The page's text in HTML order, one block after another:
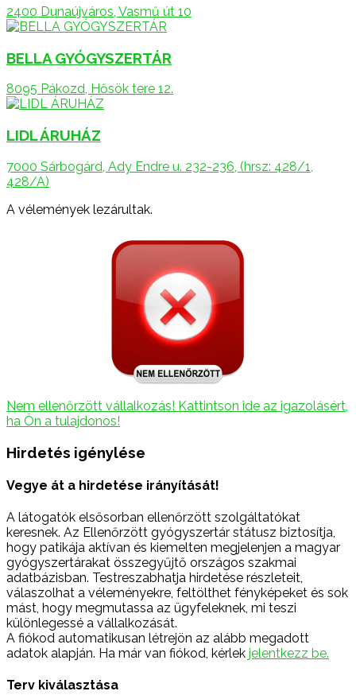
2400 Dunaújváros, Vasmű út 10
BELLA GYÓGYSZERTÁR
8095 Pákozd, Hősök tere 12.
LIDL ÁRUHÁZ
7000 Sárbogárd, Ady Endre u. 232-236, (hrsz: 428/1,
428/A)
A vélemények lezárultak.
Nem ellenőrzött vállalkozás! Kattintson ide az igazolásért,
ha Ön a tulajdonos!
Hirdetés igénylése
Vegye át a hirdetése irányítását!
A látogatók elsősorban ellenőrzött szolgáltatókat
keresnek. Az Ellenőrzött gyógyszertár státusz biztosítja,
hogy patikája aktívan és kiemelten megjelenjen a magyar
gyógyszertárakat összegyűjtő országos szakmai
adatbázisban. Testreszabhatja hirdetése részleteit,
válaszolhat a véleményekre, feltölthet fényképeket és sok
mást, hogy megmutassa az ügyfeleknek, mi teszi
különlegessé a vállalkozását.
A fiókod automatikusan létrejön az alább megadott
adatok alapján. Ha már van fiókod, kérlek jelentkezz be.
Terv kiválasztása